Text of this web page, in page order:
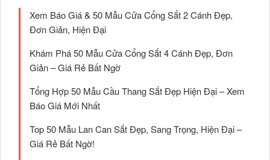
Xem Báo Giá & 50 Mẫu Cửa Cổng Sắt 2 Cánh Đẹp,
Đơn Giản, Hiện Đại
Khám Phá 50 Mẫu Cửa Cổng Sắt 4 Cánh Đẹp, Đơn
Giản – Giá Rẻ Bất Ngờ
Tổng Hợp 50 Mẫu Cầu Thang Sắt Đẹp Hiện Đại – Xem
Báo Giá Mới Nhất
Top 50 Mẫu Lan Can Sắt Đẹp, Sang Trọng, Hiện Đại –
Giá Rẻ Bất Ngờ!